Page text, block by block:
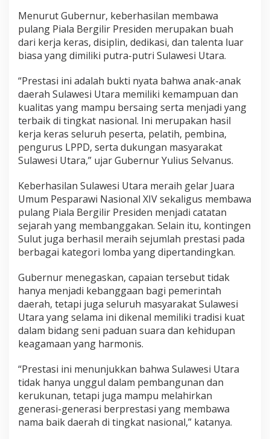
:
B
k
t
T
a
e
n
t
a
d
a
K
e
r
j
a
K
e
a
s
A
n
a
k
r
a
h
Menurut Gubernur, keberhasilan membawa
pulang Piala Bergilir Presiden merupakan buah
dari kerja keras, disiplin, dedikasi, dan talenta luar
biasa yang dimiliki putra-putri Sulawesi Utara.
“Prestasi ini adalah bukti nyata bahwa anak-anak
daerah Sulawesi Utara memiliki kemampuan dan
kualitas yang mampu bersaing serta menjadi yang
terbaik di tingkat nasional. Ini merupakan hasil
kerja keras seluruh peserta, pelatih, pembina,
pengurus LPPD, serta dukungan masyarakat
Sulawesi Utara,” ujar Gubernur Yulius Selvanus.
Keberhasilan Sulawesi Utara meraih gelar Juara
Umum Pesparawi Nasional XIV sekaligus membawa
pulang Piala Bergilir Presiden menjadi catatan
sejarah yang membanggakan. Selain itu, kontingen
Sulut juga berhasil meraih sejumlah prestasi pada
berbagai kategori lomba yang dipertandingkan.
Gubernur menegaskan, capaian tersebut tidak
hanya menjadi kebanggaan bagi pemerintah
daerah, tetapi juga seluruh masyarakat Sulawesi
Utara yang selama ini dikenal memiliki tradisi kuat
dalam bidang seni paduan suara dan kehidupan
keagamaan yang harmonis.
“Prestasi ini menunjukkan bahwa Sulawesi Utara
tidak hanya unggul dalam pembangunan dan
kerukunan, tetapi juga mampu melahirkan
generasi-generasi berprestasi yang membawa
nama baik daerah di tingkat nasional,” katanya.